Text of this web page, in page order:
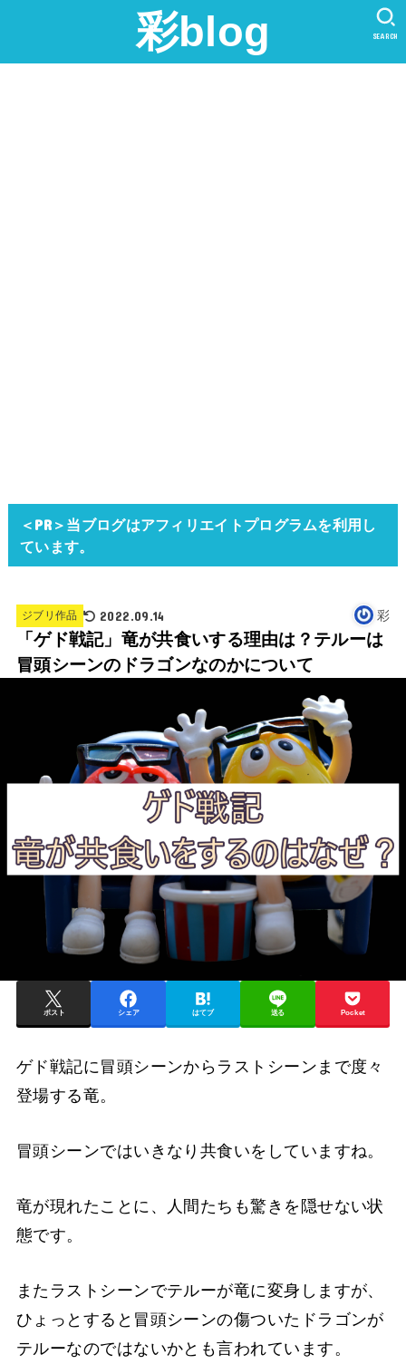
彩blog SEARCH
＜PR＞当ブログはアフィリエイトプログラムを利用し
ています。
ジブリ作品 2022.09.14 彩
「ゲド戦記」竜が共食いする理由は？テルーは
冒頭シーンのドラゴンなのかについて
ポスト シェア はてブ 送る Pocket
ゲド戦記に冒頭シーンからラストシーンまで度々
登場する竜。
冒頭シーンではいきなり共食いをしていますね。
竜が現れたことに、人間たちも驚きを隠せない状
態です。
またラストシーンでテルーが竜に変身しますが、
ひょっとすると冒頭シーンの傷ついたドラゴンが
テルーなのではないかとも言われています。